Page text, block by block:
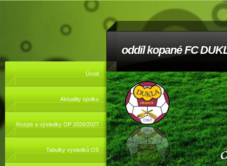
oddíl kopané FC
Úvod
Aktuality spolku
Rozpis a výsledky OP 2026/2027
Tabulky výsledků OS